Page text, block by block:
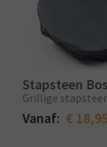
Stapsteen
Grillige
Vanaf: € 18,95